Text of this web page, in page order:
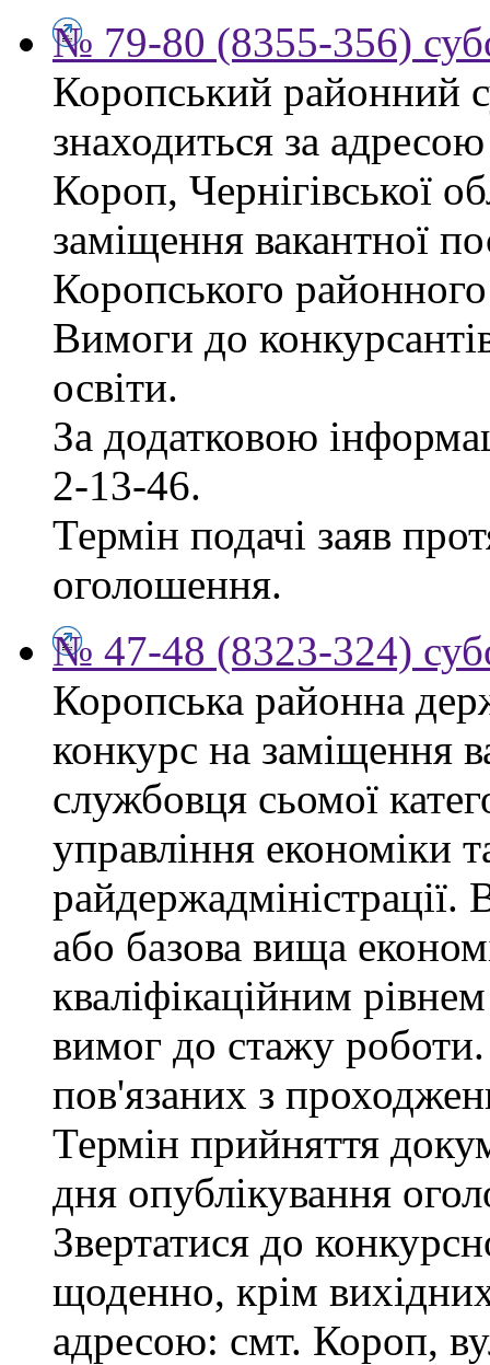
№ 79-80 (8355-356)
Коропський районний
знаходиться за
Короп, Чернігівської
заміщення вакантної
Коропського
Вимоги до
освіти.
За додатковою
2-13-46.
Термін подачі заяв
оголошення.
№ 47-48 (8323-324)
Коропська районна
конкурс на заміщення
службовця сьомої
управління економіки
або базова вища
кваліфікаційним
вимог до стажу
пов'язаних з
Термін прийняття
дня опублікування
Звертатися до
щоденно, крім
адресою: смт. Короп,